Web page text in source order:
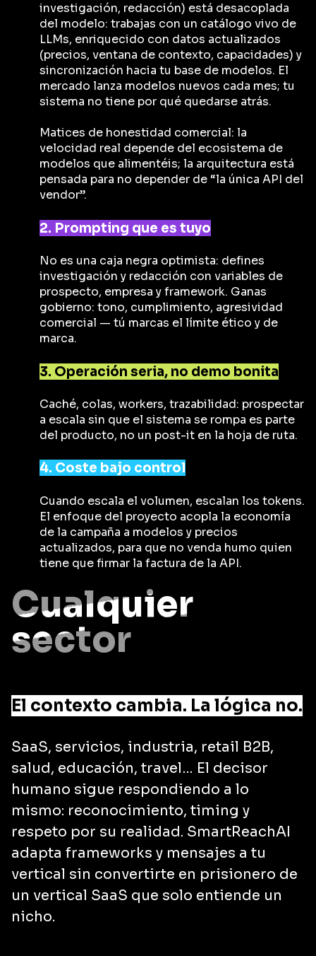
investigación, redacción) está desacoplada
del modelo: trabajas con un catálogo vivo de
LLMs, enriquecido con datos actualizados
(precios, ventana de contexto, capacidades) y
sincronización hacia tu base de modelos. El
mercado lanza modelos nuevos cada mes; tu
sistema no tiene por qué quedarse atrás.
Matices de honestidad comercial: la
velocidad real depende del ecosistema de
modelos que alimentéis; la arquitectura está
pensada para no depender de “la única API del
vendor”.
2. Prompting que es tuyo
No es una caja negra optimista: defines
investigación y redacción con variables de
prospecto, empresa y framework. Ganas
gobierno: tono, cumplimiento, agresividad
comercial — tú marcas el límite ético y de
marca.
3. Operación seria, no demo bonita
Caché, colas, workers, trazabilidad: prospectar
a escala sin que el sistema se rompa es parte
del producto, no un post-it en la hoja de ruta.
4. Coste bajo control
Cuando escala el volumen, escalan los tokens.
El enfoque del proyecto acopla la economía
de la campaña a modelos y precios
actualizados, para que no venda humo quien
tiene que firmar la factura de la API.
Cualquier
sector
El contexto cambia. La lógica no.
SaaS, servicios, industria, retail B2B,
salud, educación, travel… El decisor
humano sigue respondiendo a lo
mismo: reconocimiento, timing y
respeto por su realidad. SmartReachAI
adapta frameworks y mensajes a tu
vertical sin convertirte en prisionero de
un vertical SaaS que solo entiende un
nicho.